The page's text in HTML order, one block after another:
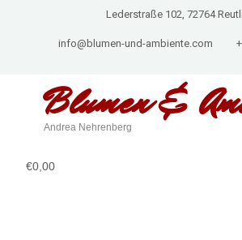
Lederstraße 102, 72764
info@blumen-und-ambiente.com
Blumen &
Andrea Nehrenberg
€0,00